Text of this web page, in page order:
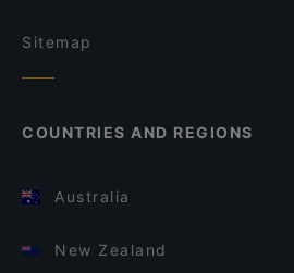
Sitemap
COUNTRIES AND REGIONS
Australia
New Zealand